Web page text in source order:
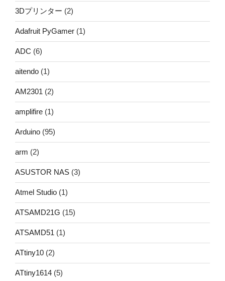
3Dプリンター (2)
Adafruit PyGamer (1)
ADC (6)
aitendo (1)
AM2301 (2)
amplifire (1)
Arduino (95)
arm (2)
ASUSTOR NAS (3)
Atmel Studio (1)
ATSAMD21G (15)
ATSAMD51 (1)
ATtiny10 (2)
ATtiny1614 (5)